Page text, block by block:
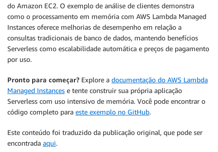
do Amazon EC2. O exemplo de análise de clientes demonstra
como o processamento em memória com AWS Lambda Managed
Instances oferece melhorias de desempenho em relação a
consultas tradicionais de banco de dados, mantendo benefícios
Serverless como escalabilidade automática e preços de pagamento
por uso.
Pronto para começar? Explore a documentação do AWS Lambda
Managed Instances e tente construir sua própria aplicação
Serverless com uso intensivo de memória. Você pode encontrar o
código completo para este exemplo no GitHub.
Este conteúdo foi traduzido da publicação original, que pode ser
encontrada aqui.